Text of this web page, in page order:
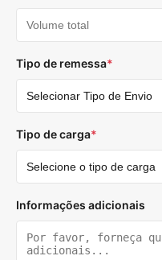
Tipo de remessa*
Tipo de carga*
Informações adicionais